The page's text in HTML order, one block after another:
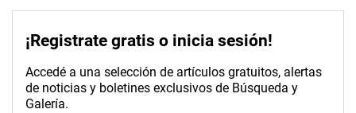
¡Registrate gratis o inicia sesión!
Accedé a una selección de artículos gratuitos, alertas
de noticias y boletines exclusivos de Búsqueda y
Galería.